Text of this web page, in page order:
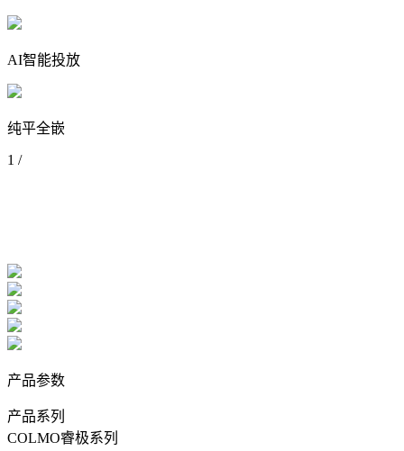
AI智能投放
纯平全嵌
1 /
产品参数
产品系列
COLMO睿极系列